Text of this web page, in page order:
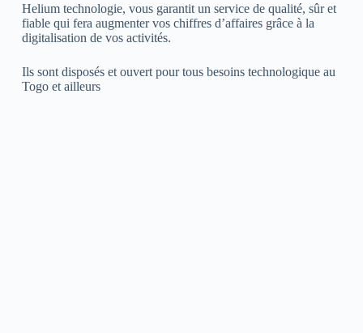
Helium technologie, vous garantit un service de qualité, sûr et
fiable qui fera augmenter vos chiffres d’affaires grâce à la
digitalisation de vos activités.
Ils sont disposés et ouvert pour tous besoins technologique au
Togo et ailleurs